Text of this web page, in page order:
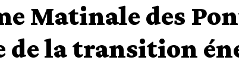
Matinale des
de la transition